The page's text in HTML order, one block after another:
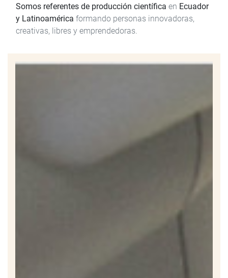
Somos referentes de producción científica en Ecuador
y Latinoamérica formando personas innovadoras,
creativas, libres y emprendedoras.